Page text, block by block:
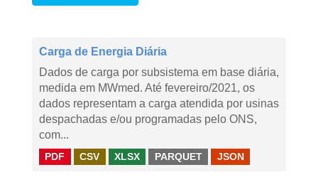
Carga de Energia Diária
Dados de carga por subsistema em base diária,
medida em MWmed. Até fevereiro/2021, os
dados representam a carga atendida por usinas
despachadas e/ou programadas pelo ONS,
com...
PDF CSV XLSX PARQUET JSON